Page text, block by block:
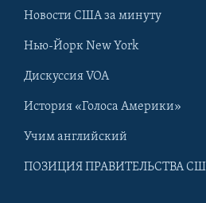
Новости США за минуту
Нью-Йорк New York
Дискуссия VOA
История «Голоса Америки»
Учим английский
ПОЗИЦИЯ ПРАВИТЕЛЬСТВА